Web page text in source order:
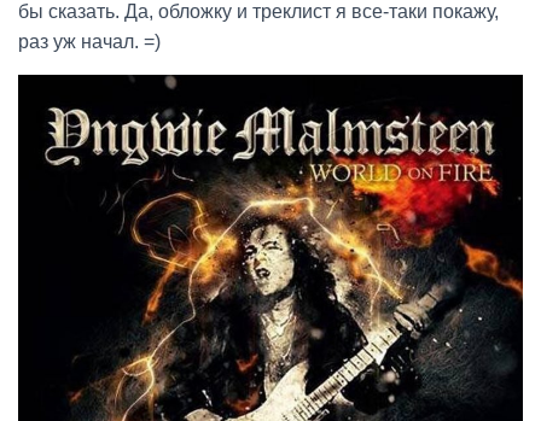
бы сказать. Да, обложку и треклист я все-таки покажу,
раз уж начал. =)